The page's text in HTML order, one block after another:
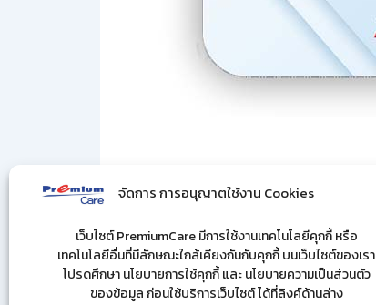
จัดการ การอนุญาตใช้งาน Cookies
เว็บไซต์ PremiumCare มีการใช้งานเทคโนโลยีคุกกี้ หรือ
เทคโนโลยีอื่นที่มีลักษณะใกล้เคียงกันกับคุกกี้ บนเว็บไซต์ของเรา
โปรดศึกษา นโยบายการใช้คุกกี้ และ นโยบายความเป็นส่วนตัว
ของข้อมูล ก่อนใช้บริการเว็บไซต์ ได้ที่ลิงค์ด้านล่าง